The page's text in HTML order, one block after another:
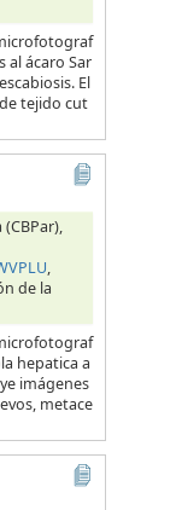
al ácaro Sar
El
tejido cut
,
de la
hepatica a
imágenes
metace